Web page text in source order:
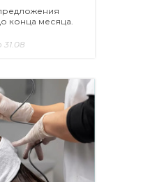
конца месяца.
31.08